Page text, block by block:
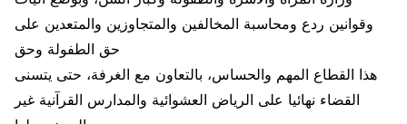
وقوانين ردع ومحاسبة المخالفين والمتجاوزين والمتعدين على
حق الطفولة وحق
هذا القطاع المهم والحساس، بالتعاون مع الغرفة، حتى يتسنى
القضاء نهائيا على الرياض العشوائية والمدارس القرآنية غير